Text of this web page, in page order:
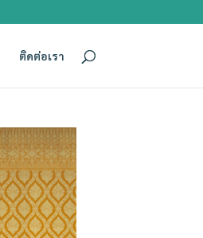
ติดต่อเรา